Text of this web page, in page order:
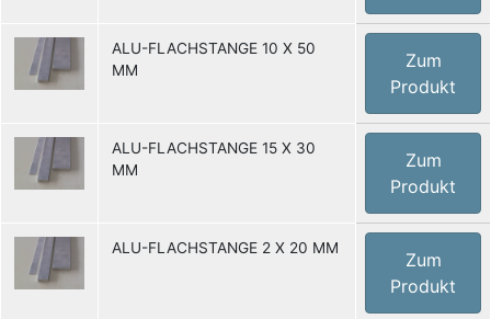
ALU-FLACHSTANGE 10 X 50
MM
Zum
Produkt
ALU-FLACHSTANGE 15 X 30
MM
Zum
Produkt
ALU-FLACHSTANGE 2 X 20 MM
Zum
Produkt